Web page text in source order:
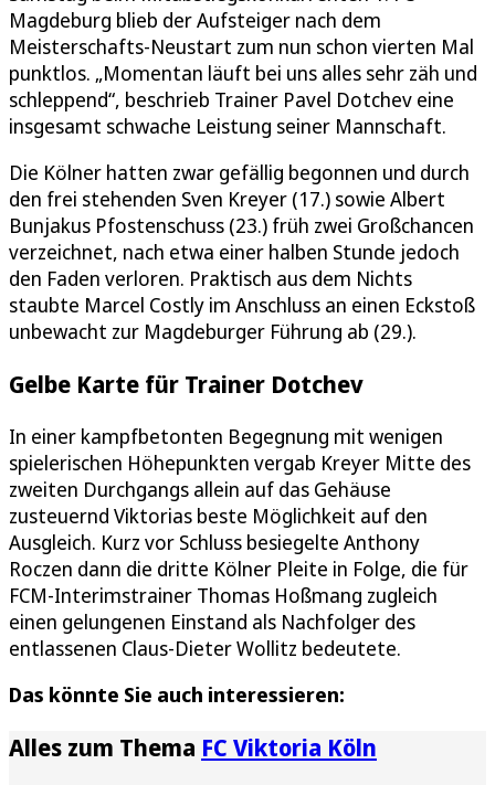
Magdeburg blieb der Aufsteiger nach dem
Meisterschafts-Neustart zum nun schon vierten Mal
punktlos. „Momentan läuft bei uns alles sehr zäh und
schleppend“, beschrieb Trainer Pavel Dotchev eine
insgesamt schwache Leistung seiner Mannschaft.
Die Kölner hatten zwar gefällig begonnen und durch
den frei stehenden Sven Kreyer (17.) sowie Albert
Bunjakus Pfostenschuss (23.) früh zwei Großchancen
verzeichnet, nach etwa einer halben Stunde jedoch
den Faden verloren. Praktisch aus dem Nichts
staubte Marcel Costly im Anschluss an einen Eckstoß
unbewacht zur Magdeburger Führung ab (29.).
Gelbe Karte für Trainer Dotchev
In einer kampfbetonten Begegnung mit wenigen
spielerischen Höhepunkten vergab Kreyer Mitte des
zweiten Durchgangs allein auf das Gehäuse
zusteuernd Viktorias beste Möglichkeit auf den
Ausgleich. Kurz vor Schluss besiegelte Anthony
Roczen dann die dritte Kölner Pleite in Folge, die für
FCM-Interimstrainer Thomas Hoßmang zugleich
einen gelungenen Einstand als Nachfolger des
entlassenen Claus-Dieter Wollitz bedeutete.
Das könnte Sie auch interessieren:
Alles zum Thema FC Viktoria Köln